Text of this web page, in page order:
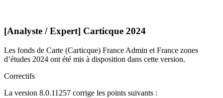
[Analyste / Expert] Carticque 2024
Les fonds de Carte (Carticque) France Admin et France zones
d’études 2024 ont été mis à disposition dans cette version.
Correctifs
La version 8.0.11257 corrige les points suivants :